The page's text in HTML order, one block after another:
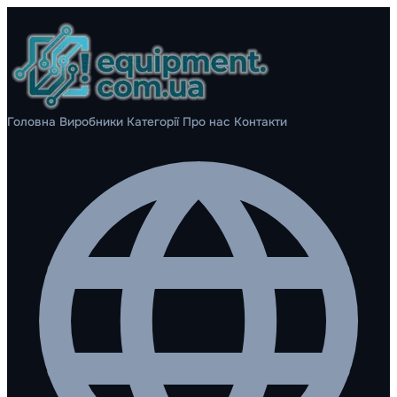
Головна Виробники Категорії Про нас Контакти